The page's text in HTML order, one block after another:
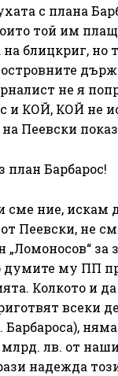
с плана
той им
блицкриг, но
не я
и КОЙ, КОЙ не
Пеевски
план Барбарос!
сме ние, искам
Пеевски, не
„Ломоносов“
думите му ПП
Колкото и
всеки
Барбароса),
млрд. лв. от
надежда